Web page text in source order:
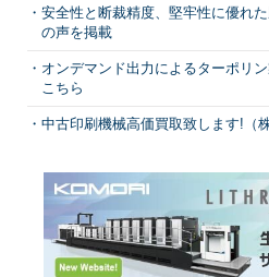
安全性と断裁精度、堅牢性に優れ
の声を掲載
オンデマンド出力によるターポリ
こちら
中古印刷機械高価買取致します!（